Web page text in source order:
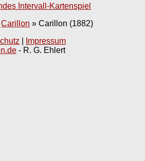
Carillon » Carillon (1882)
Impressum
- R. G. Ehlert